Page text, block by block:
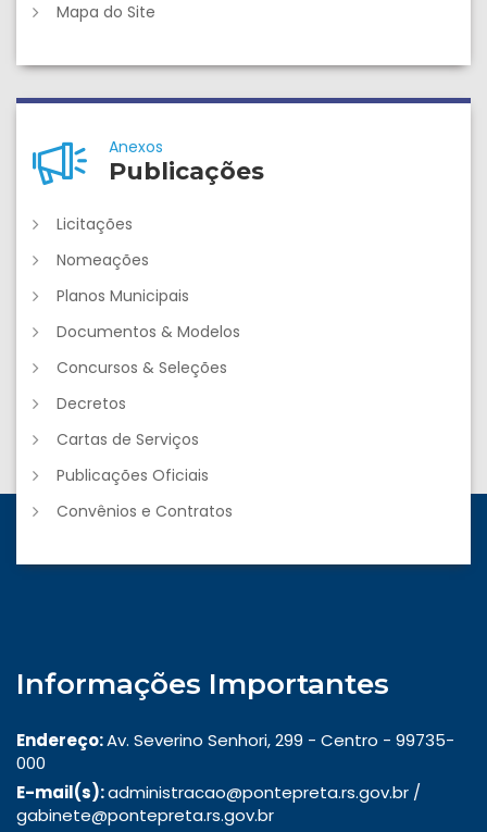
Mapa do Site
Anexos
Publicações
Licitações
Nomeações
Planos Municipais
Documentos & Modelos
Concursos & Seleções
Decretos
Cartas de Serviços
Publicações Oficiais
Convênios e Contratos
Informações Importantes
Endereço:Av. Severino Senhori, 299 - Centro - 99735-
000
E-mail(s):administracao@pontepreta.rs.gov.br /
gabinete@pontepreta.rs.gov.br